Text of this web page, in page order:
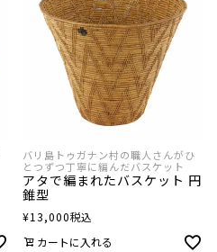
バリ島トゥガナン村の職人さんがひ
とつずつ丁寧に編んだバスケット
アタで編まれたバスケット 円
錐型
¥13,000税込
カートに入れる